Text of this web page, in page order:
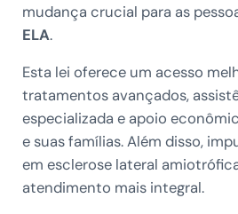
mudança crucial para as
ELA.
Esta lei oferece um acesso
tratamentos avançados,
especializada e apoio
e suas famílias. Além disso,
em esclerose lateral
atendimento mais integral.